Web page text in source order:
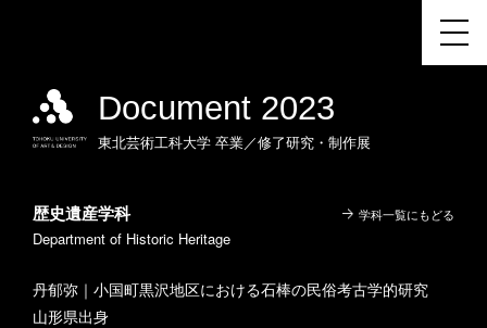
Document 2023
東北芸術工科大学 卒業／修了研究・制作展
学科一覧にもどる
歴史遺産学科
Department of Historic Heritage
丹郁弥｜小国町黒沢地区における石棒の民俗考古学的研究
山形県出身